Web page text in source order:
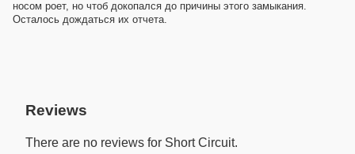
носом роет, но чтоб докопался до причины этого замыкания.
Осталось дождаться их отчета.
Reviews
There are no reviews for Short Circuit.